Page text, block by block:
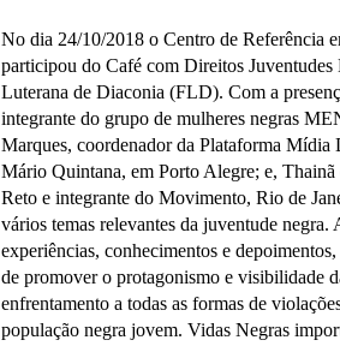
No dia 24/10/2018 o Centro de Referência
participou do Café com Direitos
Luterana de Diaconia (FLD). Com a
integrante do grupo de mulheres negras
Marques, coordenador da Plataforma
Mário Quintana, em Porto Alegre; e,
Reto e integrante do Movimento, Rio de
vários temas relevantes da juventude negra.
experiências, conhecimentos e
de promover o protagonismo e visibilidade
enfrentamento a todas as formas de
população negra jovem. Vidas Negras